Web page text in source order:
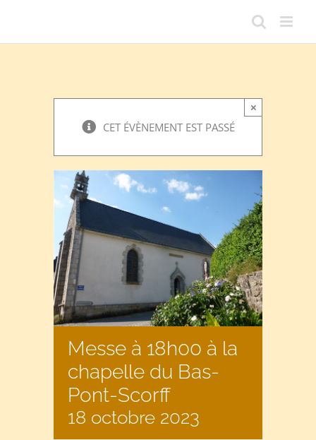
CET ÉVÈNEMENT EST PASSÉ
×
Messe à 18h00 à la
chapelle du Bas-
Pont-Scorff
18 octobre 2023